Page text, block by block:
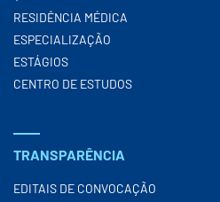
RESIDÊNCIA MÉDICA
ESPECIALIZAÇÃO
ESTÁGIOS
CENTRO DE ESTUDOS
TRANSPARÊNCIA
EDITAIS DE CONVOCAÇÃO